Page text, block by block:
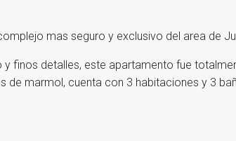
mas seguro y exclusivo del area de
finos detalles, este apartamento fue
de marmol, cuenta con 3 habitaciones y 3